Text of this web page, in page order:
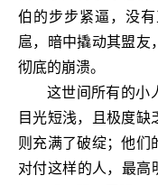
伯的步步紧逼，没
扈，暗中撬动其盟友
彻底的崩溃。
这世间所有的小
目光短浅，且极度缺
则充满了破绽；他们
对付这样的人，最高